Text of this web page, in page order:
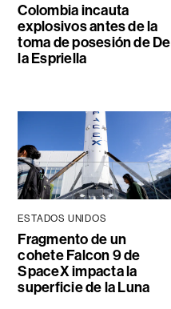
Colombia incauta
explosivos antes de la
toma de posesión de De
la Espriella
ESTADOS UNIDOS
Fragmento de un
cohete Falcon 9 de
SpaceX impacta la
superficie de la Luna